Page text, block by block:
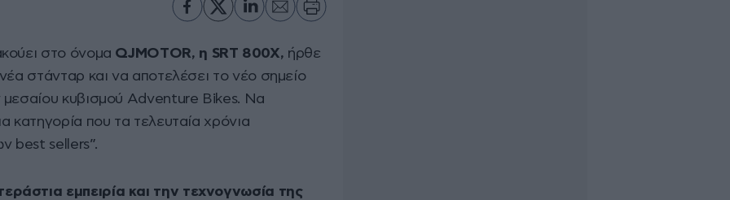
στο όνομα QJMOTOR, η SRT 800X, ήρθε
στάνταρ και να αποτελέσει το νέο σημείο
κυβισμού Adventure Bikes. Να
κατηγορία που τα τελευταία χρόνια
best sellers”.
εμπειρία και την τεχνογνωσία της